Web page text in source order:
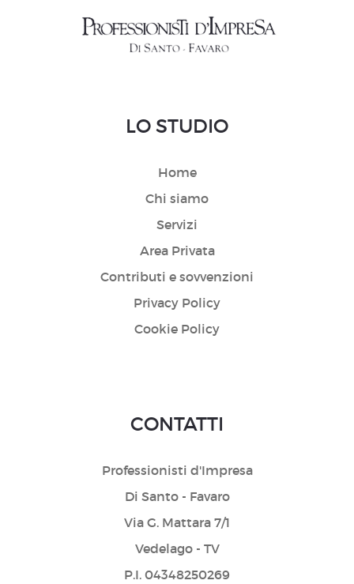
LO STUDIO
Home
Chi siamo
Servizi
Area Privata
Contributi e sovvenzioni
Privacy Policy
Cookie Policy
CONTATTI
Professionisti d'Impresa
Di Santo - Favaro
Via G. Mattara 7/1
Vedelago - TV
P.I. 04348250269